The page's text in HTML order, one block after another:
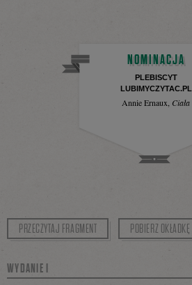
PRZECZYTAJ FRAGMENT POBIERZ OKŁADKĘ
WYDANIE I
NOMINACJA
PLEBISCYT
LUBIMYCZYTAC.PL
Annie Ernaux Ciała